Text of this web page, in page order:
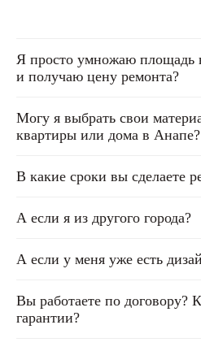
Я просто умножаю площадь
и получаю цену ремонта?
Могу я выбрать свои
квартиры или дома в Анапе?
В какие сроки вы сделаете
А если я из другого города?
А если у меня уже есть
Вы работаете по договору?
гарантии?